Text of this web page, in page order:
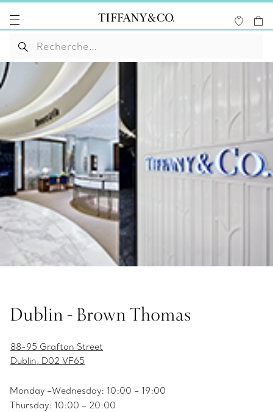
Dublin - Brown Thomas
88-95 Grafton Street
Dublin, D02 VF65
Monday –Wednesday: 10:00 – 19:00
Thursday: 10:00 – 20:00